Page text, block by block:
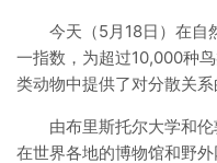
今天（5月18日）在自
一指数，为超过10,000种
类动物中提供了对分散关系
由布里斯托尔大学和
在世界各地的博物馆和野